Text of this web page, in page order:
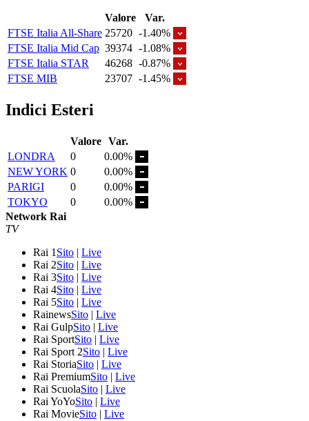
Valore
Var.
FTSE Italia All-Share 25720 -1.40%
FTSE Italia Mid Cap 39374 -1.08%
FTSE Italia STAR
46268 -0.87%
FTSE MIB
23707 -1.45%
Indici Esteri
Valore Var.
LONDRA
0
0.00%
NEW YORK 0
0.00%
PARIGI
0
0.00%
TOKYO
0
0.00%
Network Rai
TV
Rai 1 Sito | Live
Rai 2Sito | Live
Rai 3Sito | Live
Rai 4Sito | Live
Rai 5Sito | Live
RainewsSito | Live
Rai GulpSito | Live
Rai SportSito | Live
Rai Sport 2Sito | Live
Rai StoriaSito | Live
Rai PremiumSito | Live
Rai ScuolaSito | Live
Rai YoYoSito | Live
Rai MovieSito | Live